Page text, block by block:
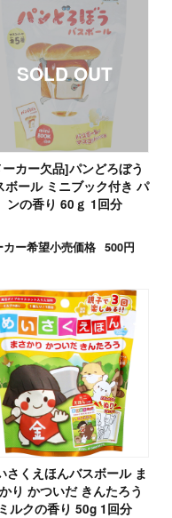
カー欠品]パンどろぼう
ボール ミニブック付き パ
ンの香り 60ｇ 1回分
カー希望小売価格 500円
さくえほんバスボール ま
り かついだ きんたろう
ミルクの香り 50g 1回分